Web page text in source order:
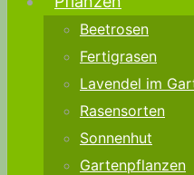
Beetrosen
Fertigrasen
Lavendel im
Rasensorten
Sonnenhut
Gartenpflanzen